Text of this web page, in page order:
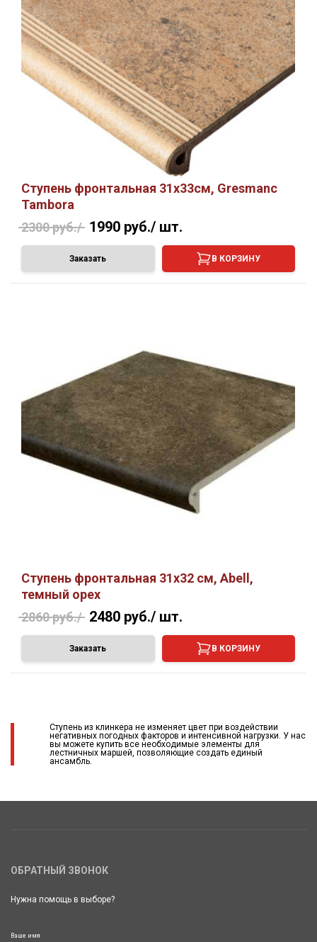
Ступень фронтальная 31х33см, Gresmanc
Tambora
2300 руб./ 1990 руб./ шт.
Заказать В КОРЗИНУ
Ступень фронтальная 31х32 см, Abell,
темный орех
2860 руб./ 2480 руб./ шт.
Заказать В КОРЗИНУ
Ступень из клинкера не изменяет цвет при воздействии
негативных погодных факторов и интенсивной нагрузки. У нас
вы можете купить все необходимые элементы для
лестничных маршей, позволяющие создать единый
ансамбль.
ОБРАТНЫЙ ЗВОНОК
Нужна помощь в выборе?
Ваше имя